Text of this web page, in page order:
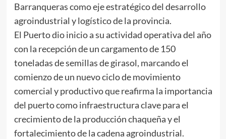
Barranqueras como eje estratégico del desarrollo
agroindustrial y logístico de la provincia.
El Puerto dio inicio a su actividad operativa del año
con la recepción de un cargamento de 150
toneladas de semillas de girasol, marcando el
comienzo de un nuevo ciclo de movimiento
comercial y productivo que reafirma la importancia
del puerto como infraestructura clave para el
crecimiento de la producción chaqueña y el
fortalecimiento de la cadena agroindustrial.